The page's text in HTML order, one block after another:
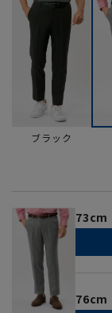
ブラック
73cm
76cm